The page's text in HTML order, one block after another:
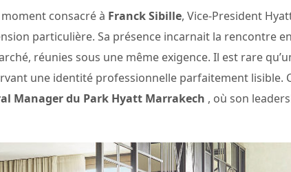
consacré à Franck Sibille, Vice-President
particulière. Sa présence incarnait la rencontre
réunies sous une même exigence. Il est rare
une identité professionnelle parfaitement lisible.
Manager du Park Hyatt Marrakech , où son